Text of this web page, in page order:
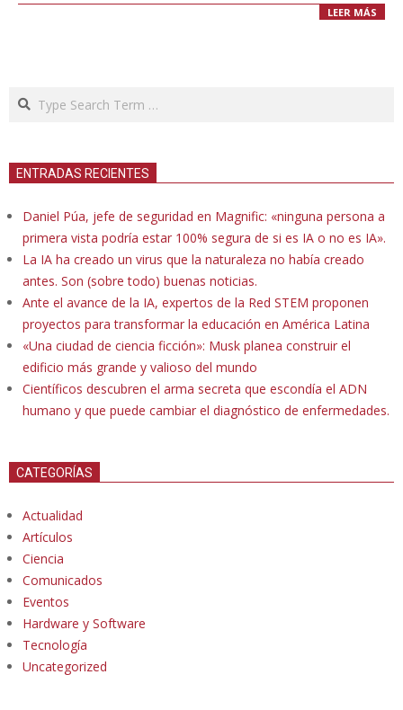
LEER MÁS
Search
ENTRADAS RECIENTES
Daniel Púa, jefe de seguridad en Magnific: «ninguna persona a
primera vista podría estar 100% segura de si es IA o no es IA».
La IA ha creado un virus que la naturaleza no había creado
antes. Son (sobre todo) buenas noticias.
Ante el avance de la IA, expertos de la Red STEM proponen
proyectos para transformar la educación en América Latina
«Una ciudad de ciencia ficción»: Musk planea construir el
edificio más grande y valioso del mundo
Científicos descubren el arma secreta que escondía el ADN
humano y que puede cambiar el diagnóstico de enfermedades.
CATEGORÍAS
Actualidad
Artículos
Ciencia
Comunicados
Eventos
Hardware y Software
Tecnología
Uncategorized